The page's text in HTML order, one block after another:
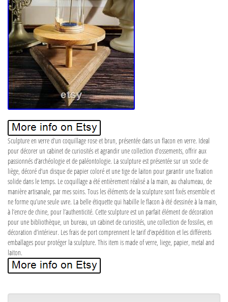
Sculpture en verre d’un coquillage rose et brun, présentée dans un flacon en verre. Ideal
pour décorer un cabinet de curiosités et agrandir une collection d’ossements, offrir aux
passionnés d’archéologie et de paléontologie. La sculpture est présentée sur un socle de
liège, décoré d’un disque de papier coloré et une tige de laiton pour garantir une fixation
solide dans le temps. Le coquillage a été entièrement réalisé a la main, au chalumeau, de
manière artisanale, par mes soins. Tous les éléments de la sculpture sont fixés ensemble et
ne forme qu’une seule uvre. La belle étiquette qui habille le flacon à été dessinée à la main,
à l’encre de chine, pour l’authenticité. Cette sculpture est un parfait élément de décoration
pour une bibliothèque, un bureau, un cabinet de curiosités, une collection de fossiles, en
décoration d’intérieur. Les frais de port comprennent le tarif d’expédition et les différents
emballages pour protéger la sculpture. This item is made of verre, liege, papier, metal and
laiton.